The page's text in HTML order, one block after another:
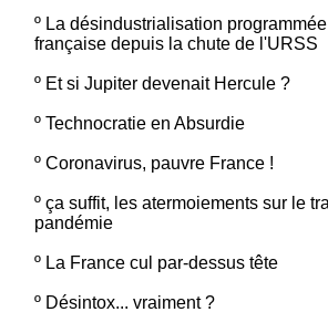
º La désindustrialisation
française depuis la chute de l'URSS
º Et si Jupiter devenait Hercule ?
º Technocratie en Absurdie
º Coronavirus, pauvre France !
º ça suffit, les atermoiements sur le
pandémie
º La France cul par-dessus tête
º Désintox... vraiment ?